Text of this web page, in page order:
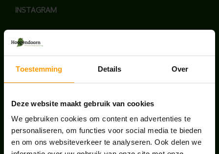
Toestemming Details Over
Deze website maakt gebruik van cookies
We gebruiken cookies om content en advertenties te
personaliseren, om functies voor social media te bieden
en om ons websiteverkeer te analyseren. Ook delen we
INSTAGRAM
LAATSTE NIEUWS
juli 28, 2026
KANTOORPLANT VAN DE MAAND JUNI: DE